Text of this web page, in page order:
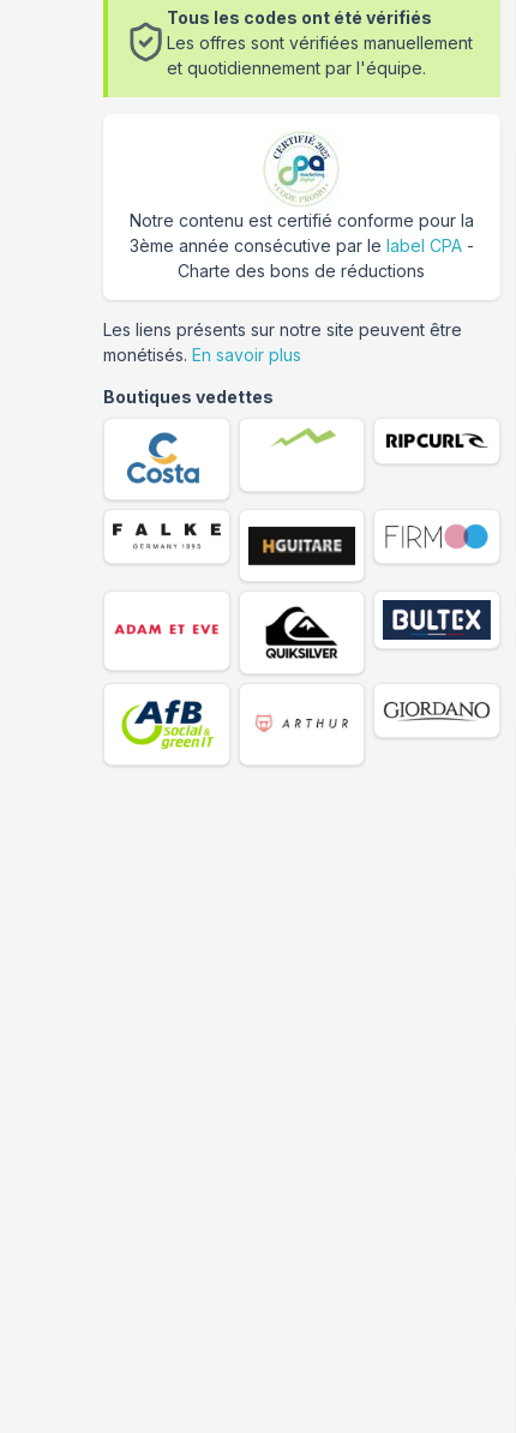
Tous les codes ont été vérifiés
Les offres sont vérifiées manuellement
et quotidiennement par l'équipe.
Notre contenu est certifié conforme pour la
3ème année consécutive par le label CPA-
Charte des bons de réductions
Les liens présents sur notre site peuvent être
monétisés. En savoir plus
Boutiques vedettes